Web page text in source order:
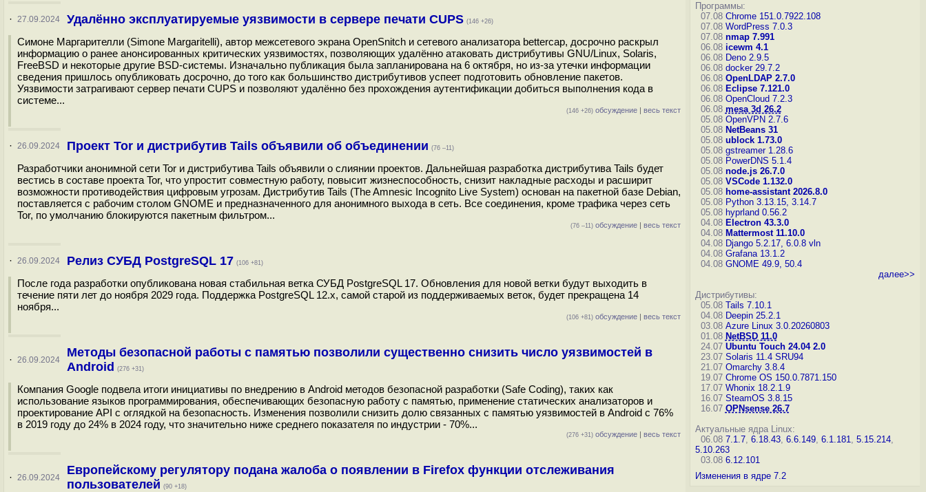
· 27.09.2024 Удалённо эксплуатируемые уязвимости в сервере печати CUPS (146 +26)
Симоне Маргарителли (Simone Margaritelli), автор межсетевого экрана OpenSnitch и сетевого анализатора bettercap, досрочно раскрыл
информацию о ранее анонсированных критических уязвимостях, позволяющих удалённо атаковать дистрибутивы GNU/Linux, Solaris,
FreeBSD и некоторые другие BSD-системы. Изначально публикация была запланирована на 6 октября, но из-за утечки информации
сведения пришлось опубликовать досрочно, до того как большинство дистрибутивов успеет подготовить обновление пакетов.
Уязвимости затрагивают сервер печати CUPS и позволяют удалённо без прохождения аутентификации добиться выполнения кода в
системе...
(146 +26) обсуждение | весь текст
· 26.09.2024 Проект Tor и дистрибутив Tails объявили об объединении (76 –11)
Разработчики анонимной сети Tor и дистрибутива Tails объявили о слиянии проектов. Дальнейшая разработка дистрибутива Tails будет
вестись в составе проекта Tor, что упростит совместную работу, повысит жизнеспособность, снизит накладные расходы и расширит
возможности противодействия цифровым угрозам. Дистрибутив Tails (The Amnesic Incognito Live System) основан на пакетной базе Debian,
поставляется с рабочим столом GNOME и предназначенного для анонимного выхода в сеть. Все соединения, кроме трафика через сеть
Tor, по умолчанию блокируются пакетным фильтром...
(76 –11) обсуждение | весь текст
· 26.09.2024 Релиз СУБД PostgreSQL 17 (106 +81)
После года разработки опубликована новая стабильная ветка СУБД PostgreSQL 17. Обновления для новой ветки будут выходить в
течение пяти лет до ноября 2029 года. Поддержка PostgreSQL 12.x, самой старой из поддерживаемых веток, будет прекращена 14
ноября...
(106 +81) обсуждение | весь текст
· 26.09.2024
Методы безопасной работы с памятью позволили существенно снизить число уязвимостей в
Android
(276 +31)
Компания Google подвела итоги инициативы по внедрению в Android методов безопасной разработки (Safe Coding), таких как
использование языков программирования, обеспечивающих безопасную работу с памятью, применение статических анализаторов и
проектирование API с оглядкой на безопасность. Изменения позволили снизить долю связанных с памятью уязвимостей в Android c 76%
в 2019 году до 24% в 2024 году, что значительно ниже среднего показателя по индустрии - 70%...
(276 +31) обсуждение | весь текст
· 26.09.2024
Европейскому регулятору подана жалоба о появлении в Firefox функции отслеживания
пользователей (90 +18)
Программы:
07.08 Chrome 151.0.7922.108
07.08 WordPress 7.0.3
07.08 nmap 7.991
06.08 icewm 4.1
06.08 Deno 2.9.5
06.08 docker 29.7.2
06.08 OpenLDAP 2.7.0
06.08 Eclipse 7.121.0
06.08 OpenCloud 7.2.3
06.08 mesa 3d 26.2
05.08 OpenVPN 2.7.6
05.08 NetBeans 31
05.08 ublock 1.73.0
05.08 gstreamer 1.28.6
05.08 PowerDNS 5.1.4
05.08 node.js 26.7.0
05.08 VSCode 1.132.0
05.08 home-assistant 2026.8.0
05.08 Python 3.13.15, 3.14.7
05.08 hyprland 0.56.2
04.08 Electron 43.3.0
04.08 Mattermost 11.10.0
04.08 Django 5.2.17, 6.0.8 vln
04.08 Grafana 13.1.2
04.08 GNOME 49.9, 50.4
далее>>
Дистрибутивы:
05.08 Tails 7.10.1
04.08 Deepin 25.2.1
03.08 Azure Linux 3.0.20260803
01.08 NetBSD 11.0
24.07 Ubuntu Touch 24.04 2.0
23.07 Solaris 11.4 SRU94
21.07 Omarchy 3.8.4
19.07 Chrome OS 150.0.7871.150
17.07 Whonix 18.2.1.9
16.07 SteamOS 3.8.15
16.07 OPNsense 26.7
Актуальные ядра Linux:
06.08 7.1.7, 6.18.43, 6.6.149, 6.1.181, 5.15.214,
5.10.263
03.08 6.12.101
Изменения в ядре 7.2